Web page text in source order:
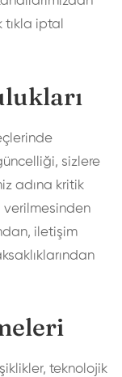
iptal
sizlere
adına kritik
verilmesinden
iletişim
teknolojik